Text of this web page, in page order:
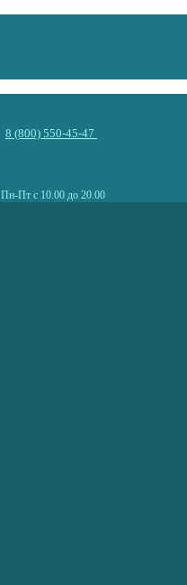
8 (800) 550-45-47
Пн-Пт с 10.00 до 20.00